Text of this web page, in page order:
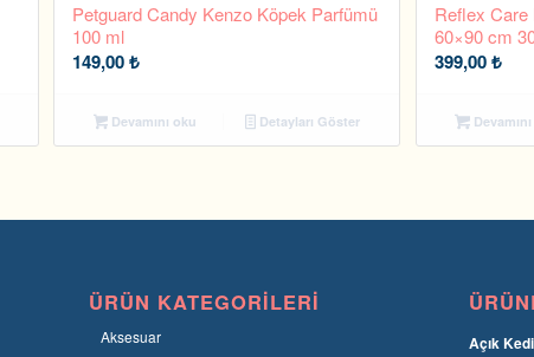
Petguard Candy Kenzo Köpek Parfümü
100 ml
149,00₺
Devamını oku Detayları Göster
Reflex Care
60×90 cm
399,00₺
ÜRÜN KATEGORILERI
Aksesuar
Açık